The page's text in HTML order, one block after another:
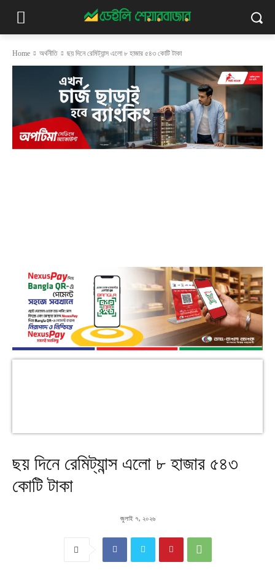
Home অর্থনীতি ছয় দিনে রেমিট্যান্স এলো ৮ হাজার ৫৪৩ কোটি টাকা
ছয় দিনে রেমিট্যান্স এলো ৮ হাজার ৫৪৩
কোটি টাকা
জুলাই ৭, ২০২৬